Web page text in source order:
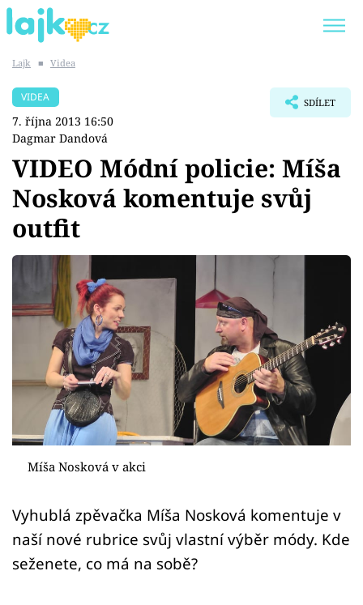
SHOPAHOLICADEL
Témata
Showbyznys
Youtubeři
Virály
Sex a vztahy
Videa
Sledujte prima+
Sledujte nás
Lajk ■ Videa
VIDEA
7. října 2013 16:50
Dagmar Dandová
SDÍLET
VIDEO Módní policie: Míša
Nosková komentuje svůj
outfit
Míša Nosková v akci
Vyhublá zpěvačka Míša Nosková komentuje v
naší nové rubrice svůj vlastní výběr módy. Kde
seženete, co má na sobě?